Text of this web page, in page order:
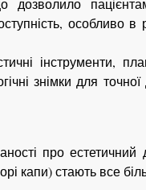
особливо
інструменти,
знімки для точної
про
капи) стають все